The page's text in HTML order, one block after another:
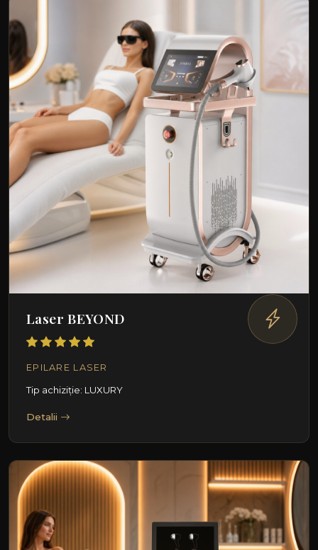
Laser BEYOND
EPILARE LASER
Tip achiziție: LUXURY
Detalii